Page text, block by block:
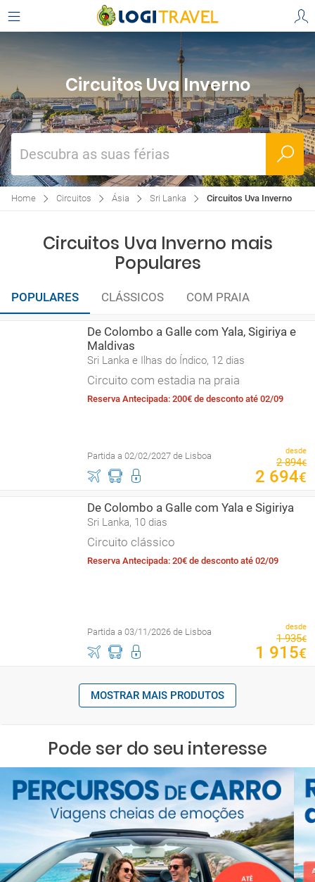
Circuitos Uva Inverno
Descubra as suas férias
Home Circuitos Ásia Sri Lanka Circuitos Uva Inverno
Circuitos Uva Inverno mais
Populares
POPULARES CLÁSSICOS COM PRAIA
De Colombo a Galle com Yala, Sigiriya e
Maldivas
Sri Lanka e Ilhas do Índico, 12 dias
Circuito com estadia na praia
Reserva Antecipada: 200€ de desconto até 02/09
Partida a 02/02/2027 de Lisboa desde
2 894€
2 694€
De Colombo a Galle com Yala e Sigiriya
Sri Lanka, 10 dias
Circuito clássico
Reserva Antecipada: 20€ de desconto até 02/09
Partida a 03/11/2026 de Lisboa desde
1 935€
1 915€
MOSTRAR MAIS PRODUTOS
Pode ser do seu interesse